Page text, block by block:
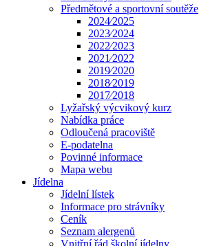
Předmětové a sportovní soutěže
2024⁄2025
2023⁄2024
2022⁄2023
2021⁄2022
2019⁄2020
2018⁄2019
2017⁄2018
Lyžařský výcvikový kurz
Nabídka práce
Odloučená pracoviště
E-podatelna
Povinné informace
Mapa webu
Jídelna
Jídelní lístek
Informace pro strávníky
Ceník
Seznam alergenů
Vnitřní řád školní jídelny